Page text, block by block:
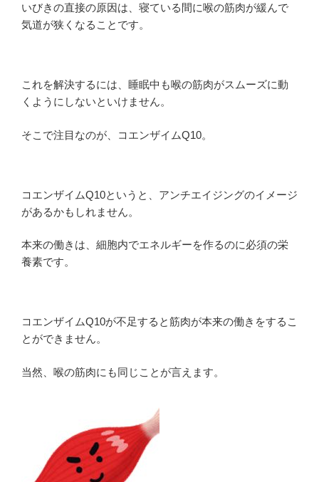
いびきの直接の原因は、寝ている間に喉の筋肉が緩んで
気道が狭くなることです。
これを解決するには、睡眠中も喉の筋肉がスムーズに動
くようにしないといけません。
そこで注目なのが、コエンザイムQ10。
コエンザイムQ10というと、アンチエイジングのイメージ
があるかもしれません。
本来の働きは、細胞内でエネルギーを作るのに必須の栄
養素です。
コエンザイムQ10が不足すると筋肉が本来の働きをするこ
とができません。
当然、喉の筋肉にも同じことが言えます。